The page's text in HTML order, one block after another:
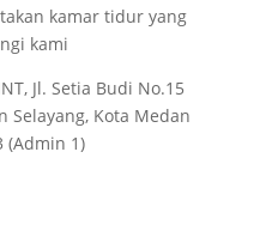
kamar tidur yang
kami
Jl. Setia Budi No.15
Selayang, Kota Medan
(Admin 1)